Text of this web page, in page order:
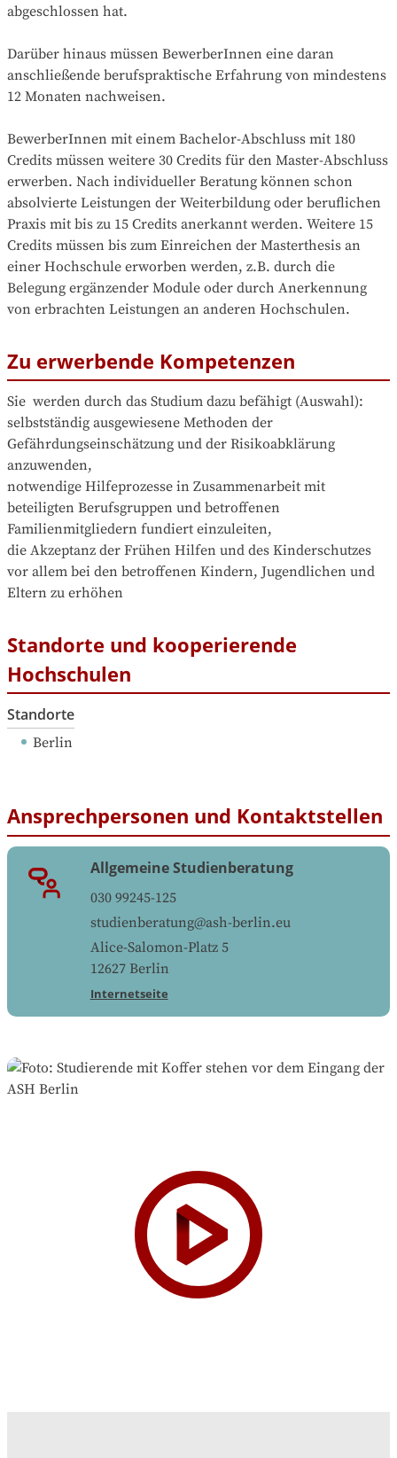
abgeschlossen hat.
Darüber hinaus müssen BewerberInnen eine daran
anschließende berufspraktische Erfahrung von mindestens
12 Monaten nachweisen.
BewerberInnen mit einem Bachelor-Abschluss mit 180
Credits müssen weitere 30 Credits für den Master-Abschluss
erwerben. Nach individueller Beratung können schon
absolvierte Leistungen der Weiterbildung oder beruflichen
Praxis mit bis zu 15 Credits anerkannt werden. Weitere 15
Credits müssen bis zum Einreichen der Masterthesis an
einer Hochschule erworben werden, z.B. durch die
Belegung ergänzender Module oder durch Anerkennung
von erbrachten Leistungen an anderen Hochschulen.
Zu erwerbende Kompetenzen
Sie  werden durch das Studium dazu befähigt (Auswahl):
selbstständig ausgewiesene Methoden der
Gefährdungseinschätzung und der Risikoabklärung
anzuwenden,
notwendige Hilfeprozesse in Zusammenarbeit mit
beteiligten Berufsgruppen und betroffenen
Familienmitgliedern fundiert einzuleiten,
die Akzeptanz der Frühen Hilfen und des Kinderschutzes
vor allem bei den betroffenen Kindern, Jugendlichen und
Eltern zu erhöhen
Standorte und kooperierende
Hochschulen
Standorte
Berlin
Ansprechpersonen und Kontaktstellen
Allgemeine Studienberatung
030 99245-125
studienberatung@ash-berlin.eu
Alice-Salomon-Platz 5
12627 Berlin
Internetseite